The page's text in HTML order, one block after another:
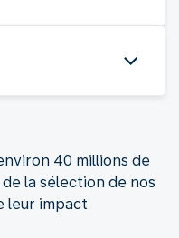
40 millions de
la sélection de nos
leur impact